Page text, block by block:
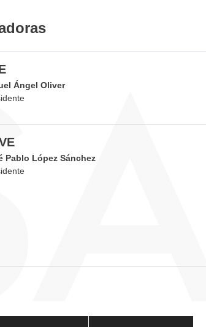
Ángel Oliver
Pablo López Sánchez